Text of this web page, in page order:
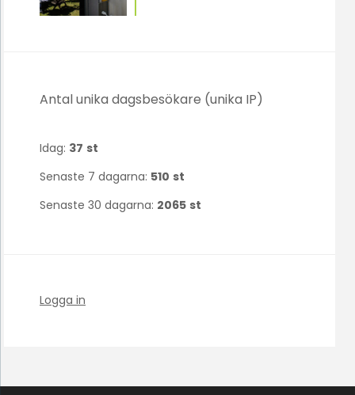
Antal unika dagsbesökare (unika IP)
Idag: 37 st
Senaste 7 dagarna: 510 st
Senaste 30 dagarna: 2065 st
Logga in